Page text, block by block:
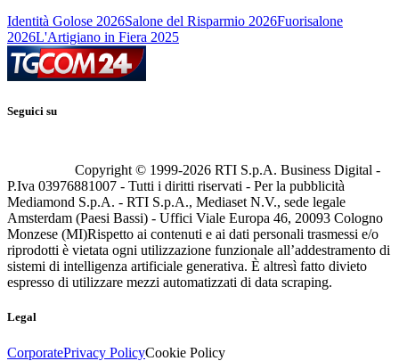
Identità Golose 2026Salone del Risparmio 2026Fuorisalone
2026L'Artigiano in Fiera 2025
Seguici su
Copyright © 1999-2026 RTI S.p.A. Business Digital -
P.Iva 03976881007 - Tutti i diritti riservati - Per la pubblicità
Mediamond S.p.A. - RTI S.p.A., Mediaset N.V., sede legale
Amsterdam (Paesi Bassi) - Uffici Viale Europa 46, 20093 Cologno
Monzese (MI)Rispetto ai contenuti e ai dati personali trasmessi e/o
riprodotti è vietata ogni utilizzazione funzionale all’addestramento di
sistemi di intelligenza artificiale generativa. È altresì fatto divieto
espresso di utilizzare mezzi automatizzati di data scraping.
Legal
CorporatePrivacy PolicyCookie Policy